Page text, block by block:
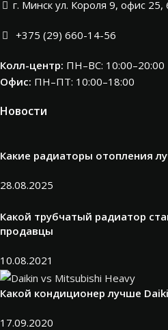
г. Минск ул. Короля 9, офис 25,
+375 (29) 660-14-56
Колл-центр: ПН–ВС: 10:00–20:00​
Офис: ПН–ПТ: 10:00–18:00
Новости
Какие радиаторы отопления
28.08.2025
Какой трубчатый радиатор
продавцы
10.08.2021
Какой кондиционер лучше
17.09.2020